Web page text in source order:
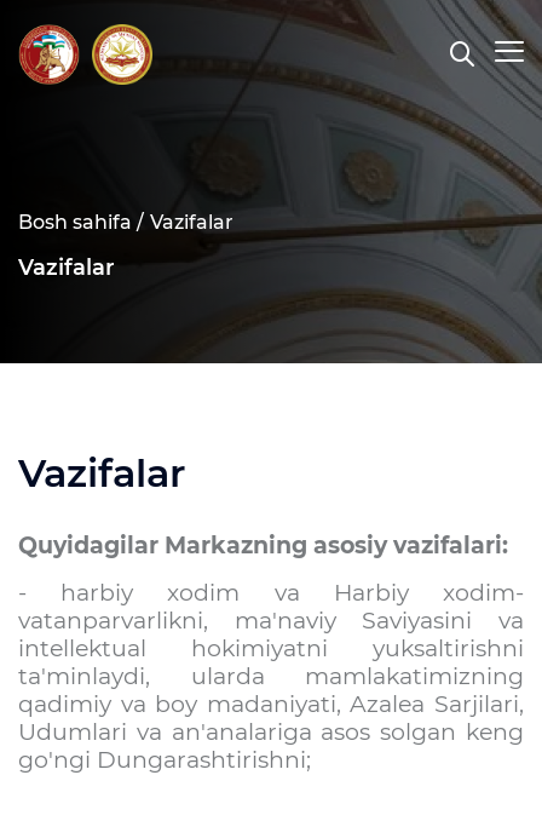
Bosh sahifa / Vazifalar
Vazifalar
Vazifalar
Quyidagilar Markazning asosiy vazifalari:
- harbiy xodim va Harbiy xodim-
vatanparvarlikni, ma'naviy Saviyasini va
intellektual hokimiyatni yuksaltirishni
ta'minlaydi, ularda mamlakatimizning
qadimiy va boy madaniyati, Azalea Sarjilari,
Udumlari va an'analariga asos solgan keng
go'ngi Dungarashtirishni;